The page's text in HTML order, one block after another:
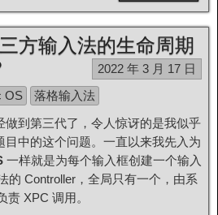
方输入法的生命周期
2022 年 3 月 17 日
OS
落格输入法
做到第三代了，令人惊讶的是我似乎
目中的这个问题。一直以来我先入为
一样就是为每个输入框创建一个输入
的 Controller，全局只有一个，由系
责 XPC 调用。